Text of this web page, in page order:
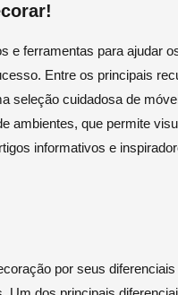
e ferramentas para ajudar
Entre os principais
seleção cuidadosa de
ambientes, que permite
informativos e
por seus